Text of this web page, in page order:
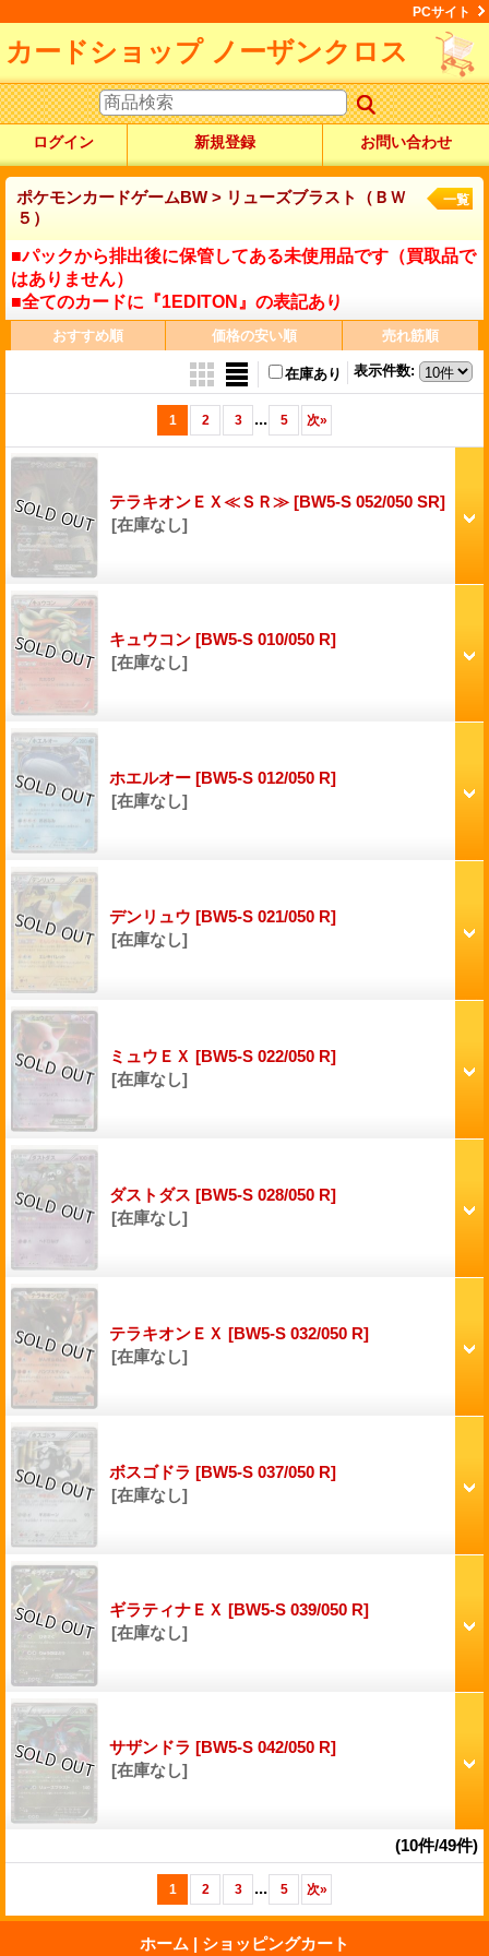
PCサイト
カードショップ ノーザンクロス
ログイン 新規登録 お問い合わせ
ポケモンカードゲームBW > リューズブラスト（ＢＷ
５）
■パックから排出後に保管してある未使用品です（買取品で
はありません）
■全てのカードに『1EDITON』の表記あり
一覧
おすすめ順 価格の安い順 売れ筋順
表示件数:
在庫あり
1 2 3 ... 5 次»
テラキオンＥＸ≪ＳＲ≫ [BW5-S 052/050 SR]
[在庫なし]
キュウコン [BW5-S 010/050 R]
[在庫なし]
ホエルオー [BW5-S 012/050 R]
[在庫なし]
デンリュウ [BW5-S 021/050 R]
[在庫なし]
ミュウＥＸ [BW5-S 022/050 R]
[在庫なし]
ダストダス [BW5-S 028/050 R]
[在庫なし]
テラキオンＥＸ [BW5-S 032/050 R]
[在庫なし]
ボスゴドラ [BW5-S 037/050 R]
[在庫なし]
ギラティナＥＸ [BW5-S 039/050 R]
[在庫なし]
サザンドラ [BW5-S 042/050 R]
[在庫なし]
(10件/49件)
1 2 3 ... 5 次»
ホーム | ショッピングカート